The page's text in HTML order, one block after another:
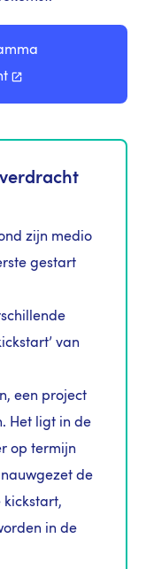
zijn medio
gestart
van
een project
Het ligt in de
op termijn
de
kickstart,
in de